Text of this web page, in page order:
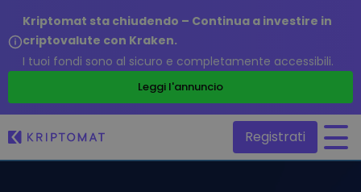
Kriptomat sta chiudendo – Continua a investire in
criptovalute con Kraken.
I tuoi fondi sono al sicuro e completamente accessibili.
Leggi l'annuncio
Registrati
/